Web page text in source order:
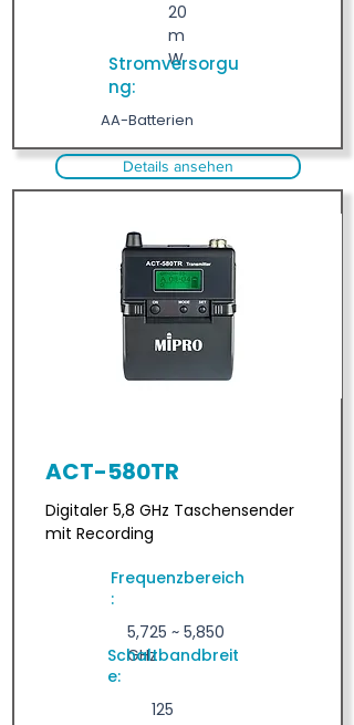
20
m
W
Stromversorgu
ng:
AA-Batterien
Details ansehen
ACT-580TR
Digitaler 5,8 GHz Taschensender
mit Recording
Frequenzbereich
:
5,725 ~ 5,850
GHz
Schaltbandbreit
e:
125